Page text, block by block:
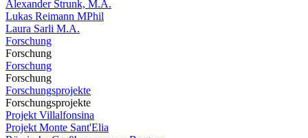
Alexander Strunk, M.A.
Lukas Reimann MPhil
Laura Sarli M.A.
Forschung
Forschung
Forschung
Forschung
Forschungsprojekte
Forschungsprojekte
Projekt Villalfonsina
Projekt Monte Sant'Elia